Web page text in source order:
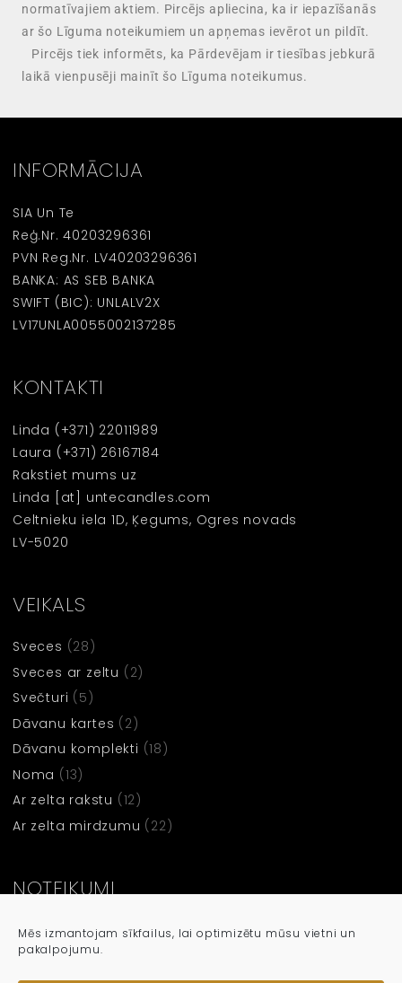
Mēs izmantojam sīkfailus, lai optimizētu mūsu vietni un
pakalpojumu.
normatīvajiem aktiem. Pircējs apliecina, ka ir iepazīšanās
ar šo Līguma noteikumiem un apņemas ievērot un pildīt.
Pircējs tiek informēts, ka Pārdevējam ir tiesības jebkurā
laikā vienpusēji mainīt šo Līguma noteikumus.
INFORMĀCIJA
SIA Un Te
Reģ.Nr. 40203296361
PVN Reg.Nr. LV40203296361
BANKA: AS SEB BANKA
SWIFT (BIC): UNLALV2X
LV17UNLA0055002137285
KONTAKTI
Linda (+371) 22011989
Laura (+371) 26167184
Rakstiet mums uz
Linda [at] untecandles.com
Celtnieku iela 1D, Ķegums, Ogres novads
LV-5020
VEIKALS
Sveces (28)
Sveces ar zeltu (2)
Svečturi (5)
Dāvanu kartes (2)
Dāvanu komplekti (18)
Noma (13)
Ar zelta rakstu (12)
Ar zelta mirdzumu (22)
NOTEIKUMI
Noteikumi un nosacījumi
Privātuma Politika